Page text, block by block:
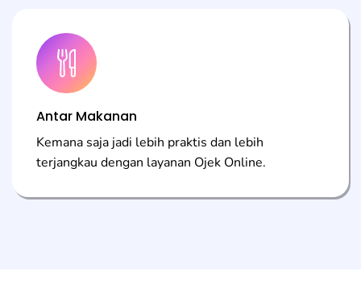
Antar Makanan
Kemana saja jadi lebih praktis dan lebih
terjangkau dengan layanan Ojek Online.